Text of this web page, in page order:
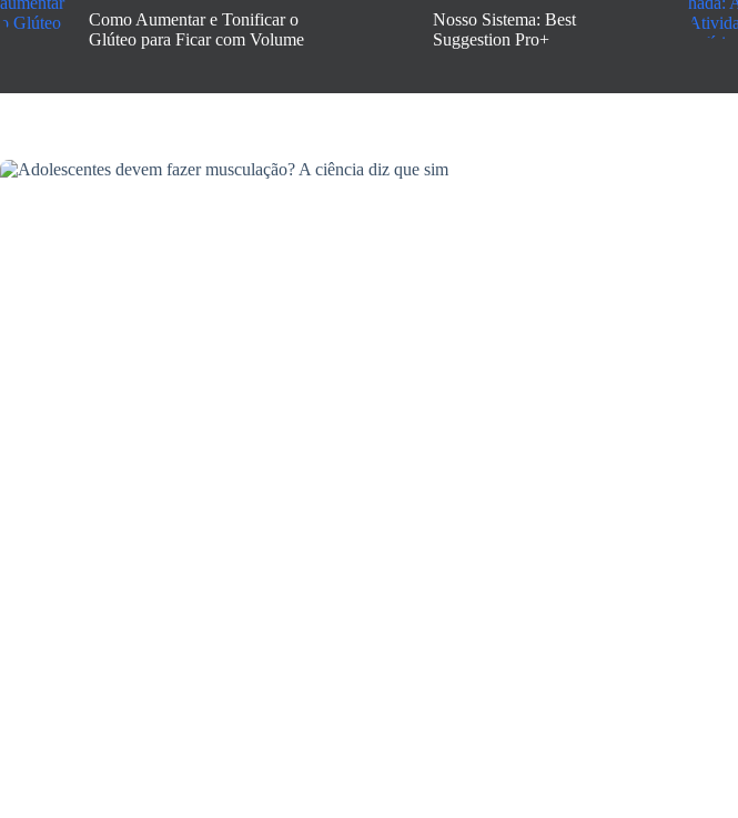
Como Aumentar e Tonificar o
Glúteo para Ficar com Volume
Nosso Sistema: Best
Suggestion Pro+